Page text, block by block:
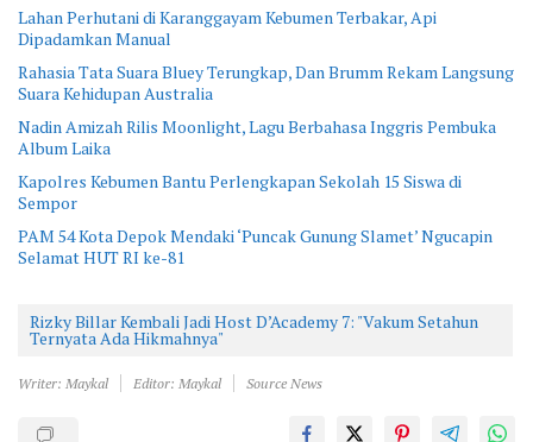
Lahan Perhutani di Karanggayam Kebumen Terbakar, Api
Dipadamkan Manual
Rahasia Tata Suara Bluey Terungkap, Dan Brumm Rekam Langsung
Suara Kehidupan Australia
Nadin Amizah Rilis Moonlight, Lagu Berbahasa Inggris Pembuka
Album Laika
Kapolres Kebumen Bantu Perlengkapan Sekolah 15 Siswa di
Sempor
PAM 54 Kota Depok Mendaki ‘Puncak Gunung Slamet’ Ngucapin
Selamat HUT RI ke-81
Rizky Billar Kembali Jadi Host D’Academy 7: "Vakum Setahun
Ternyata Ada Hikmahnya"
Writer: Maykal Editor: Maykal Source News